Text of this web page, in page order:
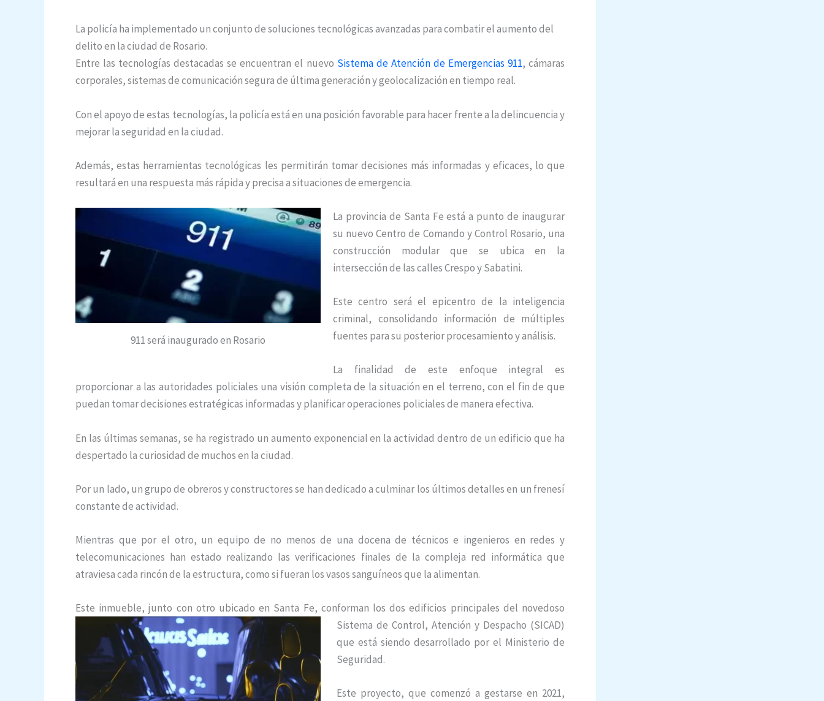
La policía ha implementado un conjunto de soluciones tecnológicas avanzadas para combatir el aumento del
delito en la ciudad de Rosario.
Entre las tecnologías destacadas se encuentran el nuevo Sistema de Atención de Emergencias 911, cámaras
corporales, sistemas de comunicación segura de última generación y geolocalización en tiempo real.
Con el apoyo de estas tecnologías, la policía está en una posición favorable para hacer frente a la delincuencia y
mejorar la seguridad en la ciudad.
Además, estas herramientas tecnológicas les permitirán tomar decisiones más informadas y eficaces, lo que
resultará en una respuesta más rápida y precisa a situaciones de emergencia.
911 será inaugurado en Rosario
La provincia de Santa Fe está a punto de inaugurar
su nuevo Centro de Comando y Control Rosario, una
construcción modular que se ubica en la
intersección de las calles Crespo y Sabatini.
Este centro será el epicentro de la inteligencia
criminal, consolidando información de múltiples
fuentes para su posterior procesamiento y análisis.
La finalidad de este enfoque integral es
proporcionar a las autoridades policiales una visión completa de la situación en el terreno, con el fin de que
puedan tomar decisiones estratégicas informadas y planificar operaciones policiales de manera efectiva.
En las últimas semanas, se ha registrado un aumento exponencial en la actividad dentro de un edificio que ha
despertado la curiosidad de muchos en la ciudad.
Por un lado, un grupo de obreros y constructores se han dedicado a culminar los últimos detalles en un frenesí
constante de actividad.
Mientras que por el otro, un equipo de no menos de una docena de técnicos e ingenieros en redes y
telecomunicaciones han estado realizando las verificaciones finales de la compleja red informática que
atraviesa cada rincón de la estructura, como si fueran los vasos sanguíneos que la alimentan.
Este inmueble, junto con otro ubicado en Santa Fe, conforman los dos edificios principales del novedoso
Sistema de Control, Atención y Despacho (SICAD)
que está siendo desarrollado por el Ministerio de
Seguridad.
Este proyecto, que comenzó a gestarse en 2021,